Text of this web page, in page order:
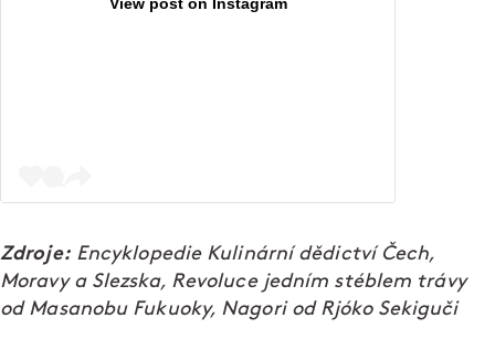
Zdroje:Encyklopedie Kulinární dědictví Čech,
Moravy a Slezska, Revoluce jedním stéblem trávy
od Masanobu Fukuoky, Nagori od Rjóko Sekiguči